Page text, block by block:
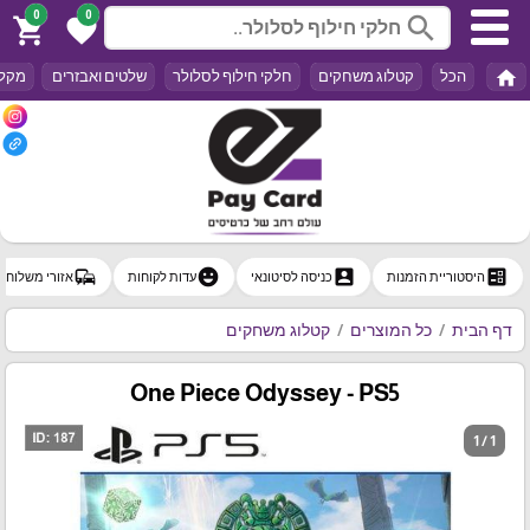
search
0
favorite
0
shopping_cart
home הכל קטלוג משחקים חלקי חילוף לסלולר שלטים ואבזרים
ballot היסטוריית הזמנות account_boxכניסה לסיטונאי emoji_emotionsעדות לקוחות commuteאזורי משלוח
דף הבית כל המוצרים קטלוג משחקים
One Piece Odyssey - PS5
1 / 1